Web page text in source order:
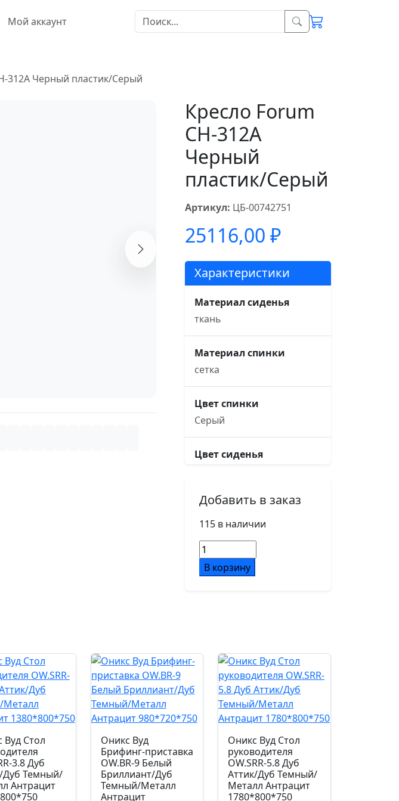
Мой аккаунт
312A Черный пластик/Серый
Кресло Forum
CH-312A
Черный
пластик/Серый
Артикул: ЦБ-00742751
25116,00 ₽
Характеристики
Материал сиденья
ткань
Материал спинки
сетка
Цвет спинки
Серый
Цвет сиденья
Основание кресла
пятилучье, d680, черный
Подлокотники
Механизм
синхромеханизм с
клавишным слайдером,
фиксация в 4 положениях
Газпатрон мм.
Добавить в заказ
115 в наличии
Количество
товара
Кресло
Серый
В корзину
Вуд Стол
3.8 Дуб
Дуб Темный/
Антрацит
Оникс Вуд
Брифинг-приставка
OW.BR-9 Белый
Бриллиант/Дуб
Темный/Металл
Антрацит
Оникс Вуд Стол
руководителя
OW.SRR-5.8 Дуб
Аттик/Дуб Темный/
Металл Антрацит
1780*800*750